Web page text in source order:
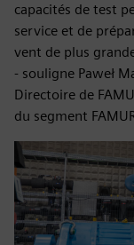
capacités de test
service et de
vent de plus
- souligne Paweł
Directoire de
du segment